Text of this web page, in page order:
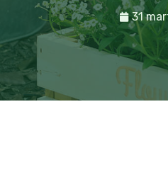
31